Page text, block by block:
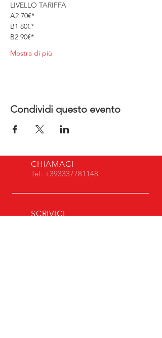
LIVELLO TARIFFA
A2 70€*
B1 80€*
B2 90€*
Mostra di più
Condividi questo evento
CHIAMACI
Tel: +393337781148
SCRIVICI